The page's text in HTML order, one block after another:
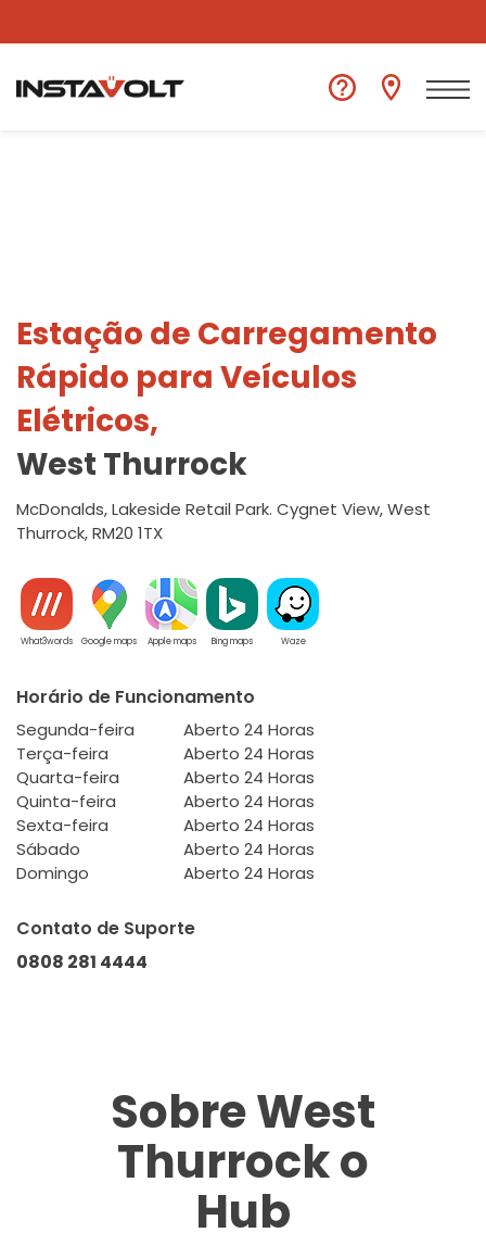
Ver outra localização
Estação de Carregamento
Rápido para Veículos
Elétricos,
West Thurrock
McDonalds, Lakeside Retail Park. Cygnet View, West
Thurrock, RM20 1TX
What3words Google maps Apple maps Bing maps Waze
Horário de Funcionamento
Segunda-feira
Aberto 24 Horas
Terça-feira
Aberto 24 Horas
Quarta-feira
Aberto 24 Horas
Quinta-feira
Aberto 24 Horas
Sexta-feira
Aberto 24 Horas
Sábado
Aberto 24 Horas
Domingo
Aberto 24 Horas
Contato de Suporte
0808 281 4444
Sobre West
Thurrock o
Hub